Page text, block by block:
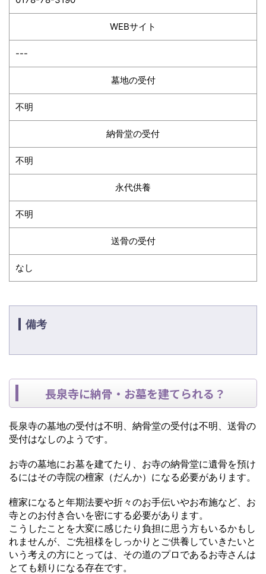
WEBサイト
---
墓地の受付
不明
納骨堂の受付
不明
永代供養
不明
送骨の受付
なし
備考
長泉寺に納骨・お墓を建てられる？
長泉寺の墓地の受付は不明、納骨堂の受付は不明、送骨の
受付はなしのようです。
お寺の墓地にお墓を建てたり、お寺の納骨堂に遺骨を預け
るにはその寺院の檀家（だんか）になる必要があります。
檀家になると年期法要や折々のお手伝いやお布施など、お
寺とのお付き合いを密にする必要があります。
こうしたことを大変に感じたり負担に思う方もいるかもし
れませんが、ご先祖様をしっかりとご供養していきたいと
いう考えの方にとっては、その道のプロであるお寺さんは
とても頼りになる存在です。